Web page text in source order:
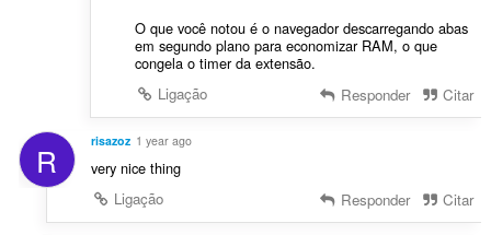
O que você notou é o navegador descarregando abas
em segundo plano para economizar RAM, o que
congela o timer da extensão.
Ligação
Responder Citar
R risazoz 1 year ago
very nice thing
Ligação
Responder Citar